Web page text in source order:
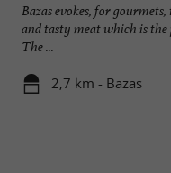
Bazas evokes, for
and tasty meat which is
The ...
2,7 km - Bazas